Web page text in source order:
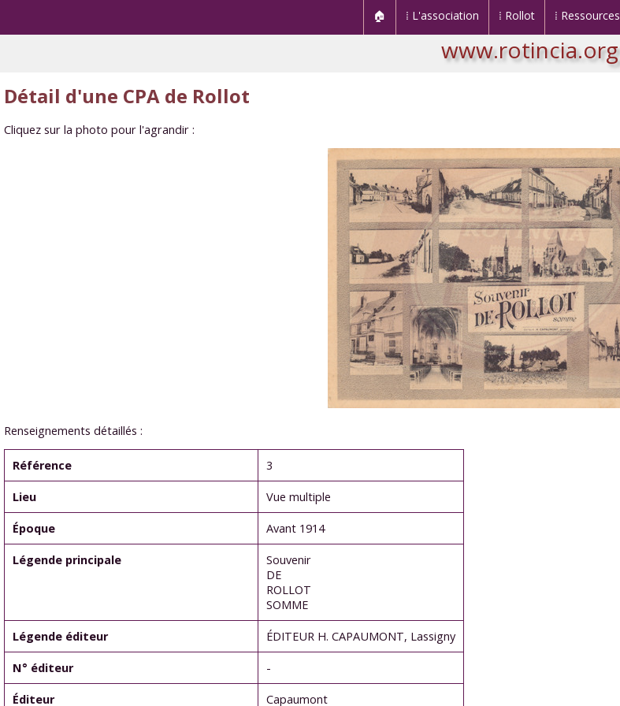
🏠 ⁞ L'association ⁞ Rollot ⁞ Ressources
www.rotincia.org
Détail d'une CPA de Rollot
Cliquez sur la photo pour l'agrandir :
Renseignements détaillés :
Référence 3
Lieu Vue multiple
Époque Avant 1914
Légende principale
Souvenir
DE
ROLLOT
SOMME
Légende éditeur ÉDITEUR H. CAPAUMONT, Lassigny
N° éditeur -
Éditeur Capaumont